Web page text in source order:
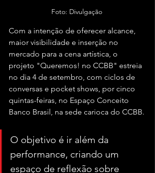
Foto: Divulgação
Com a intenção de oferecer alcance,
maior visibilidade e inserção no
mercado para a cena artística, o
projeto "Queremos! no CCBB" estreia
no dia 4 de setembro, com ciclos de
conversas e pocket shows, por cinco
quintas-feiras, no Espaço Conceito
Banco Brasil, na sede carioca do CCBB.
O objetivo é ir além da
performance, criando um
espaço de reflexão sobre